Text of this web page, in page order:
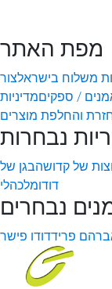
מפת האתר
משלוח בישראלצור
/ ספקיםמדיניות
והחלפת מוצרים
נבחרות
של קדושהבגן של
דודומלכהלי
נבחרים
פרידדודו פישר